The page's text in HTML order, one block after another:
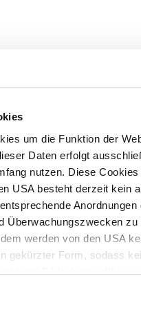
um die Funktion der
Daten erfolgt
nutzen. Diese
USA besteht derzeit
Überwachungszwecken
werden von den USA
gekürzter Form, sodass
und